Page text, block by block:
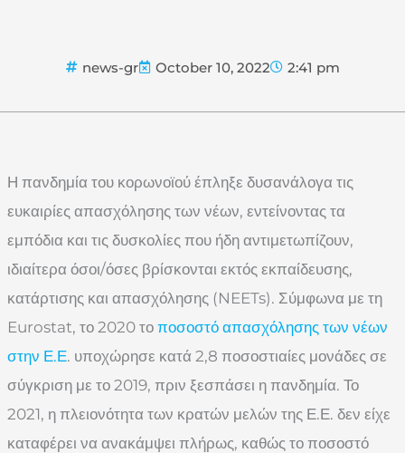
news-gr October 10, 2022 2:41 pm
Η πανδημία του κορωνοϊού έπληξε δυσανάλογα τις
ευκαιρίες απασχόλησης των νέων, εντείνοντας τα
εμπόδια και τις δυσκολίες που ήδη αντιμετωπίζουν,
ιδιαίτερα όσοι/όσες βρίσκονται εκτός εκπαίδευσης,
κατάρτισης και απασχόλησης (NEETs). Σύμφωνα με τη
Eurostat, το 2020 το ποσοστό απασχόλησης των νέων
στην Ε.Ε. υποχώρησε κατά 2,8 ποσοστιαίες μονάδες σε
σύγκριση με το 2019, πριν ξεσπάσει η πανδημία. Το
2021, η πλειονότητα των κρατών μελών της Ε.Ε. δεν είχε
καταφέρει να ανακάμψει πλήρως, καθώς το ποσοστό